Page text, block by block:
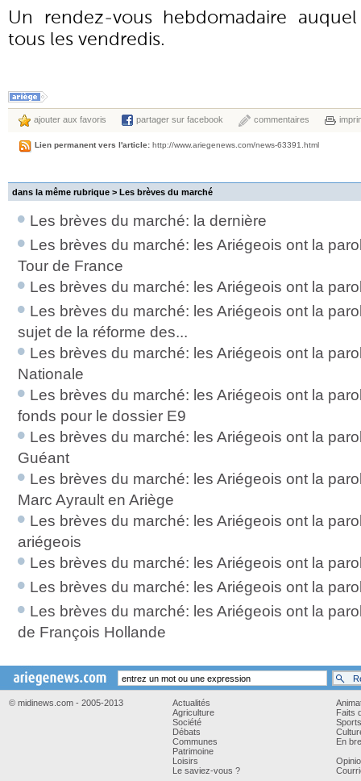
Un rendez-vous hebdomadaire
tous les vendredis.
ajouter aux favoris partager sur facebook commentaires
Lien permanent vers l'article: http://www.ariegenews.com/news-63391.html
dans la même rubrique > Les brèves du marché
Les brèves du marché: la dernière
Les brèves du marché: les Ariégeois ont la
Tour de France
Les brèves du marché: les Ariégeois ont la
Les brèves du marché: les Ariégeois ont la
sujet de la réforme des...
Les brèves du marché: les Ariégeois ont la
Nationale
Les brèves du marché: les Ariégeois ont la
fonds pour le dossier E9
Les brèves du marché: les Ariégeois ont la
Guéant
Les brèves du marché: les Ariégeois ont la
Marc Ayrault en Ariège
Les brèves du marché: les Ariégeois ont la
ariégeois
Les brèves du marché: les Ariégeois ont la
Les brèves du marché: les Ariégeois ont la
Les brèves du marché: les Ariégeois ont la
de François Hollande
© midinews.com - 2005-2013
Actualités
Agriculture
Société
Débats
Communes
Patrimoine
Loisirs
Le saviez-vous ?
Faits
Sports
En